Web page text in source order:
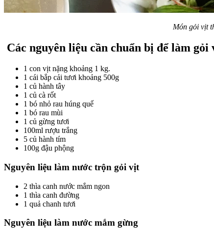
Món gỏi vịt
Các nguyên liệu cần chuẩn bị để làm gỏi
1 con vịt nặng khoảng 1 kg.
1 cái bắp cải tươi khoảng 500g
1 củ hành tây
1 củ cà rốt
1 bó nhỏ rau húng quế
1 bó rau mùi
1 củ gừng tươi
100ml rượu trắng
5 củ hành tím
100g đậu phộng
Nguyên liệu làm nước trộn gỏi vịt
2 thìa canh nước mắm ngon
1 thìa canh đường
1 quả chanh tươi
Nguyên liệu làm nước mắm gừng